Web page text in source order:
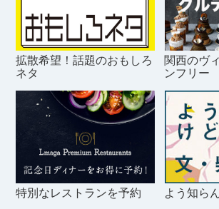
拡散希望！話題のおもしろ
ネタ
関西のヴ
ンフリー
特別なレストランを予約 よう知ら